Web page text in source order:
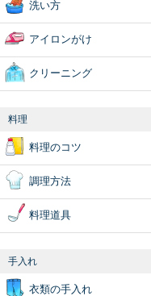
洗い方
アイロンがけ
クリーニング
料理
料理のコツ
調理方法
料理道具
手入れ
衣類の手入れ